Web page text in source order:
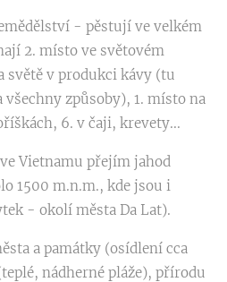
- pěstují ve velkém
2. místo ve světovém
světě v produkci kávy (tu
způsoby), 1. místo na
6. v čaji, krevety...
Vietnamu přejím jahod
1500 m.n.m., kde jsou i
- okolí města Da Lat).
a památky (osídlení cca
nádherné pláže), přírodu